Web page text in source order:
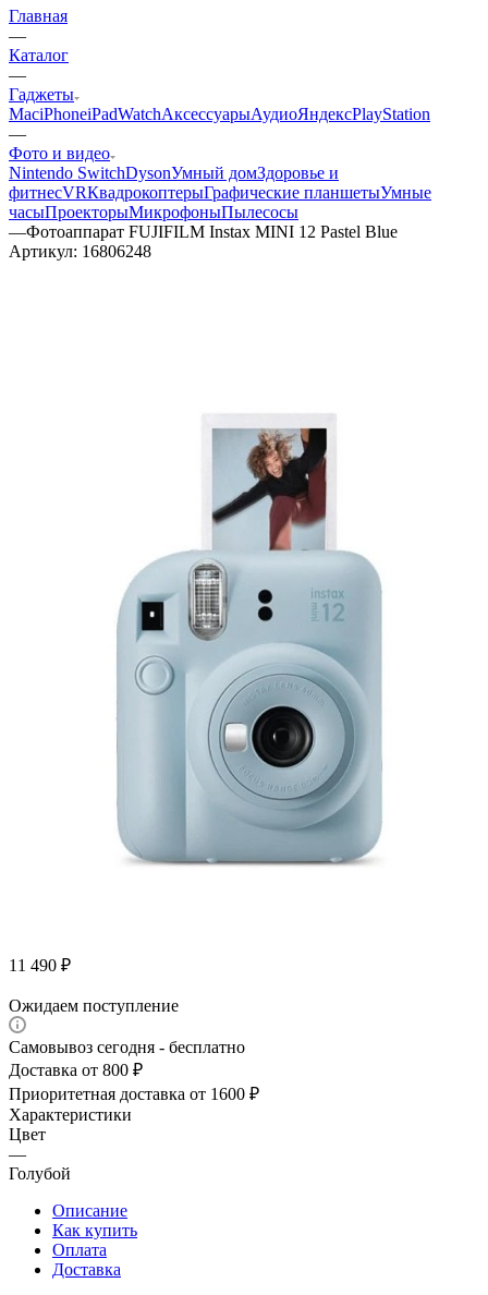
Главная
—
Каталог
—
Гаджеты
MaciPhoneiPadWatchАксессуарыАудиоЯндексPlayStation
—
Фото и видео
Nintendo SwitchDysonУмный домЗдоровье и
фитнесVRКвадрокоптерыГрафические планшетыУмные
часыПроекторыМикрофоныПылесосы
—Фотоаппарат FUJIFILM Instax MINI 12 Pastel Blue
Артикул: 16806248
11 490 ₽
Ожидаем поступление
Самовывоз сегодня - бесплатно
Доставка от 800 ₽
Приоритетная доставка от 1600 ₽
Характеристики
Цвет
—
Голубой
Описание
Как купить
Оплата
Доставка